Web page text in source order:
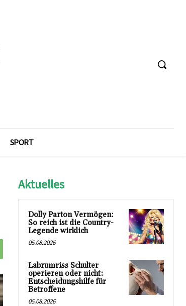
SPORT
Aktuelles
Dolly Parton Vermögen:
So reich ist die Country-
Legende wirklich
05.08.2026
Labrumriss Schulter
operieren oder nicht:
Entscheidungshilfe für
Betroffene
05.08.2026